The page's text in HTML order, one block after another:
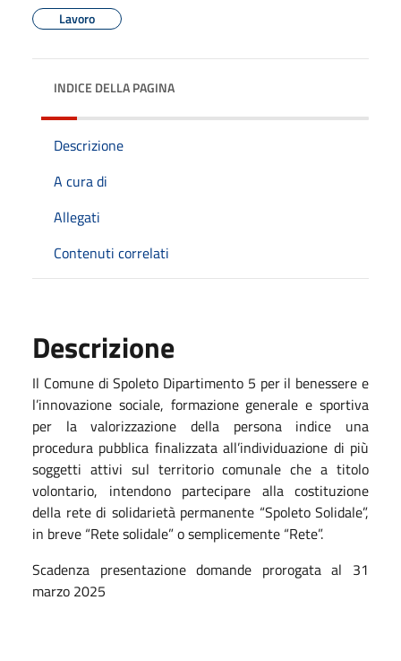
Lavoro
INDICE DELLA PAGINA
Descrizione
A cura di
Allegati
Contenuti correlati
Descrizione
Il Comune di Spoleto Dipartimento 5 per il benessere e
l’innovazione sociale, formazione generale e sportiva
per la valorizzazione della persona indice una
procedura pubblica finalizzata all’individuazione di più
soggetti attivi sul territorio comunale che a titolo
volontario, intendono partecipare alla costituzione
della rete di solidarietà permanente “Spoleto Solidale”,
in breve “Rete solidale” o semplicemente “Rete”.
Scadenza presentazione domande prorogata al 31
marzo 2025